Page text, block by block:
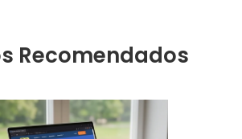
Recomendados